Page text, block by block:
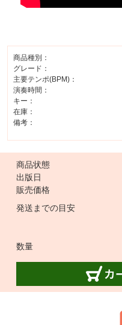
商品種別：
グレード：
主要テンポ(BPM)：
演奏時間：
キー：
在庫：
備考：
商品状態
出版日
販売価格
発送までの目安
数量